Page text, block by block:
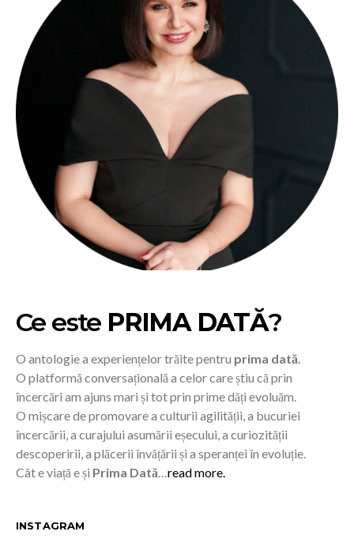
Ce este PRIMA DATĂ?
O antologie a experiențelor trăite pentru prima dată.
O platformă conversațională a celor care știu că prin
încercări am ajuns mari și tot prin prime dăți evoluăm.
O mișcare de promovare a culturii agilității, a bucuriei
încercării, a curajului asumării eșecului, a curiozității
descoperirii, a plăcerii învățării și a speranței în evoluție.
Cât e viață e și Prima Dată…read more.
INSTAGRAM